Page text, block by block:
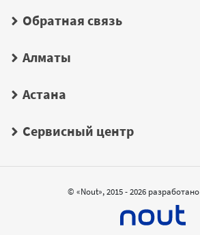
Обратная связь
Алматы
Астана
Сервисный центр
© «Nout», 2015 - 2026 разработано